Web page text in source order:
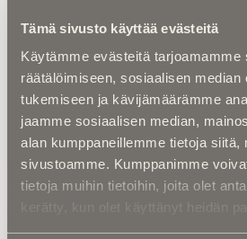
Tämä sivusto käyttää evästeitä
Käytämme evästeitä tarjoamamme
räätälöimiseen, sosiaalisen median
tukemiseen ja kävijämäärämme
jaamme sosiaalisen median,
alan kumppaneillemme tietoja siitä,
sivustoamme. Kumppanimme
tietoja muihin tietoihin, joita olet
kerätty, kun olet käyttänyt heidän
vähenivät, elämän asenne ei
viimeinen päivä koitti, ja sain tiedon
päivästä rekkamiehenä
kiitollisuutta häntä kohtaan.
Kun pikkupoikana sain olla osa
mieleeni ikuiseksi ajoiksi. Mietin
käydessä, että tahdon tuon
tuota poikasten vinkeitä omaankin